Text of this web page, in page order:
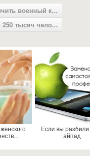
военный к...
тысяч чело...
Если вы разбили
айпад